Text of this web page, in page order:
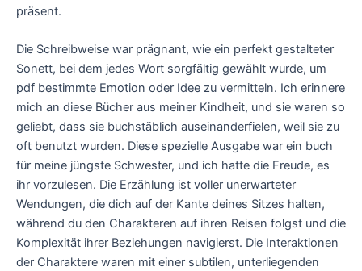
präsent.
Die Schreibweise war prägnant, wie ein perfekt gestalteter
Sonett, bei dem jedes Wort sorgfältig gewählt wurde, um
pdf bestimmte Emotion oder Idee zu vermitteln. Ich erinnere
mich an diese Bücher aus meiner Kindheit, und sie waren so
geliebt, dass sie buchstäblich auseinanderfielen, weil sie zu
oft benutzt wurden. Diese spezielle Ausgabe war ein buch
für meine jüngste Schwester, und ich hatte die Freude, es
ihr vorzulesen. Die Erzählung ist voller unerwarteter
Wendungen, die dich auf der Kante deines Sitzes halten,
während du den Charakteren auf ihren Reisen folgst und die
Komplexität ihrer Beziehungen navigierst. Die Interaktionen
der Charaktere waren mit einer subtilen, unterliegenden